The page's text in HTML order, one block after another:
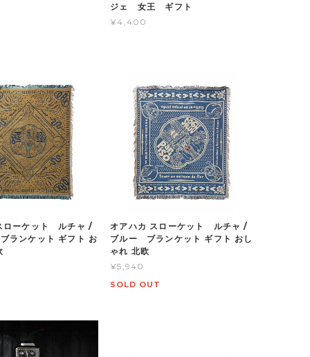
ジェ 女王 ギフト
¥4,400
ローケット ルチャ /
ランケット ギフト お
オアハカ スローケット ルチャ /
ブルー ブランケット ギフト おし
ゃれ 北欧
¥5,940
SOLD OUT